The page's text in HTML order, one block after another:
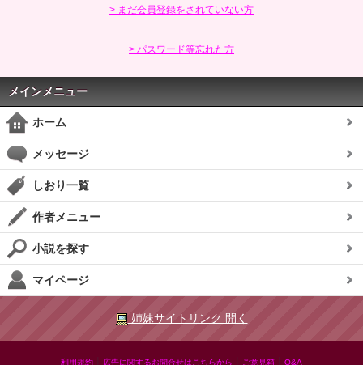
> まだ会員登録をされていない方
> パスワード等忘れた方
メインメニュー
ホーム
メッセージ
しおり一覧
作者メニュー
小説を探す
マイページ
姉妹サイトリンク 開く
利用規約 広告に関するお問合せはこちらから ご意見箱 Q&A